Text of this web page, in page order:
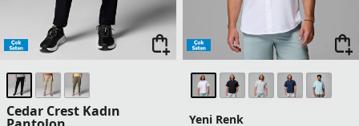
Cedar Crest Kadın Yeni Renk